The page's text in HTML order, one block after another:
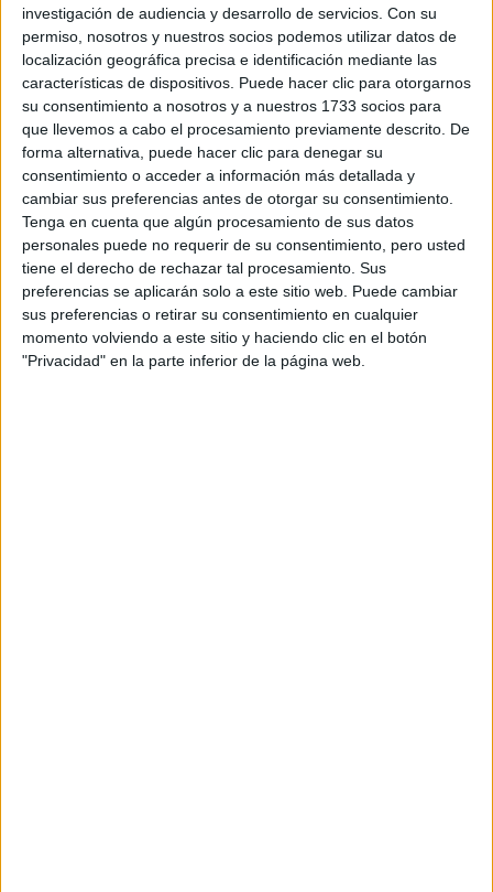
investigación de audiencia y desarrollo de servicios. Con su
permiso, nosotros y nuestros socios podemos utilizar datos de
localización geográfica precisa e identificación mediante las
características de dispositivos. Puede hacer clic para otorgarnos
su consentimiento a nosotros y a nuestros 1733 socios para
que llevemos a cabo el procesamiento previamente descrito. De
forma alternativa, puede hacer clic para denegar su
consentimiento o acceder a información más detallada y
cambiar sus preferencias antes de otorgar su consentimiento.
Tenga en cuenta que algún procesamiento de sus datos
personales puede no requerir de su consentimiento, pero usted
tiene el derecho de rechazar tal procesamiento. Sus
preferencias se aplicarán solo a este sitio web. Puede cambiar
sus preferencias o retirar su consentimiento en cualquier
momento volviendo a este sitio y haciendo clic en el botón
"Privacidad" en la parte inferior de la página web.
Diseño y Amueblamiento
Badalona Grado Superior
HORARIODiurno
MODALIDADPresencial
Eficiencia Energética y Energía Solar Térmica
Badalona Grado Superior
Diurno